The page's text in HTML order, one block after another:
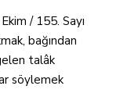
/ 155. Sayı
bağından
talâk
söylemek